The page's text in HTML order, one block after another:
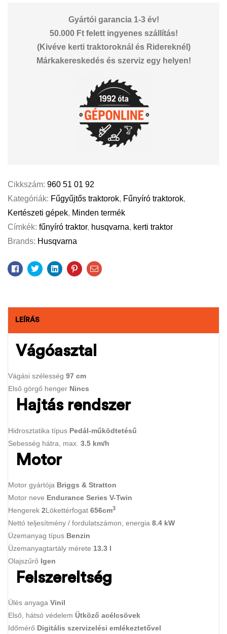
Gyártói garancia 1-3 év!
50.000 Ft felett ingyenes szállítás!
(Kivéve kerti traktoroknál és Ridereknél)
Márkakereskedés és szerviz egy helyen!
Cikkszám: 960 51 01 92
Kategóriák: Fűgyűjtős traktorok, Fűnyíró traktorok,
Kertészeti gépek, Minden termék
Címkék: fűnyíró traktor, husqvarna, kerti traktor
Brands: Husqvarna
Facebook
TwitterLinkedinPinterestEmail
LEÍRÁS
Vágóasztal
Vágási szélesség 97 cm
Első görgő henger Nincs
Hajtás rendszer
Hidrosztatika típus Pedál-működtetésű
Sebesség hátra, max. 3.5 km/h
Motor
Motor gyártója Briggs & Stratton
Motor neve Endurance Series V-Twin
Hengerek 2Lökettérfogat 656cm3
Nettó teljesítmény / fordulatszámon, energia 8.4 kW
Üzemanyag típus Benzin
Üzemanyagtartály mérete 13.3 l
Olajszűrő Igen
Felszereltség
Ülés anyaga Vinil
Első, hátsó védelem Ütköző acélcsövek
Időmérő Digitális szervizelési emlékeztetővel